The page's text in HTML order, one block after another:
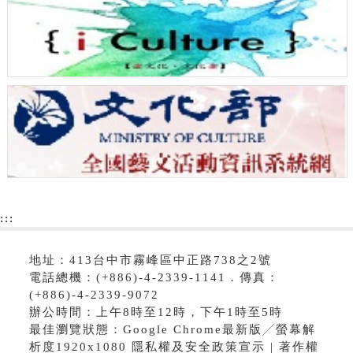
:::
地址：413台中市霧峰區中正路738之2號
電話總機：(+886)-4-2339-1141．傳真：
(+886)-4-2339-9072
辦公時間：上午8時至12時，下午1時至5時
最佳瀏覽狀態：Google Chrome最新版╱螢幕解
析度1920x1080 隱私權及安全政策宣示 | 著作權